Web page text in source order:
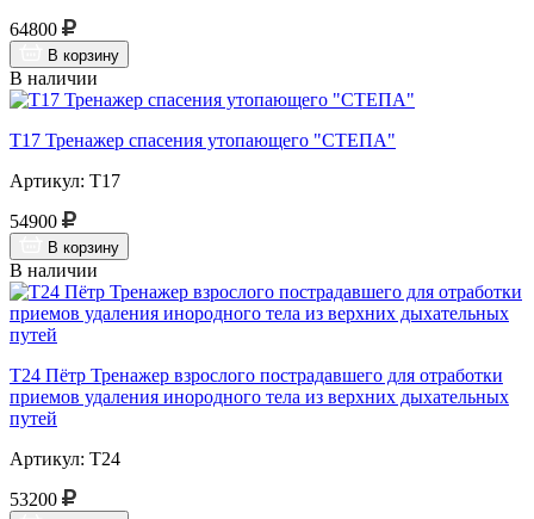
64800
В корзину
В наличии
Т17 Тренажер спасения утопающего "СТЕПА"
Артикул: Т17
54900
В корзину
В наличии
Т24 Пётр Тренажер взрослого пострадавшего для отработки
приемов удаления инородного тела из верхних дыхательных
путей
Артикул: Т24
53200